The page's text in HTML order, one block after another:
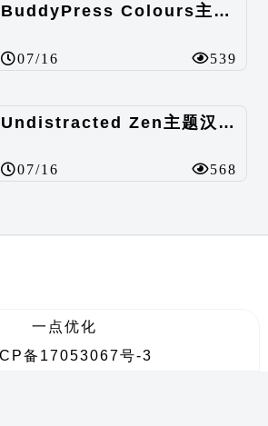
BuddyPress Colours主题汉化包
07/16 539
Undistracted Zen主题汉化包
07/16 568
一点优化
备17053067号-3